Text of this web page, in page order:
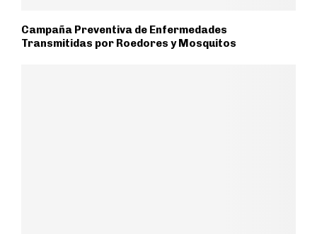
Campaña Preventiva de Enfermedades
Transmitidas por Roedores y Mosquitos